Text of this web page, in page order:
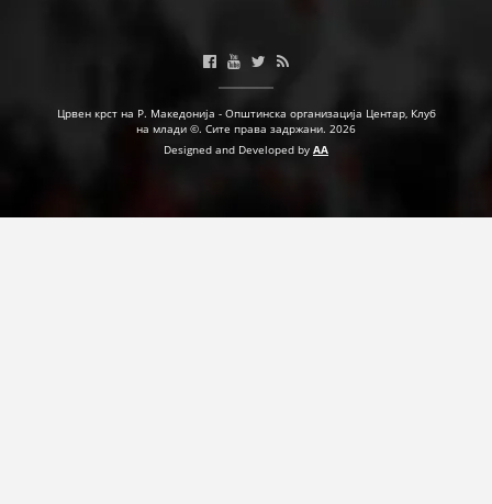
ПРИРАЧНИЦИ
Црвен крст на Р. Македонија - Општинска организација Центар, Клуб
на млади ©. Сите права задржани. 2026
Designed and Developed by AA